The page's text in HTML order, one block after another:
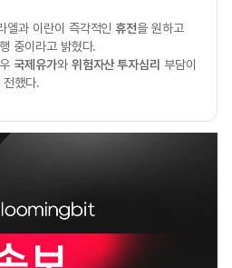
엘과 이란이 즉각적인휴전을 원하고
중이라고 밝혔다.
국제유가와 위험자산 투자심리 부담이
전했다.